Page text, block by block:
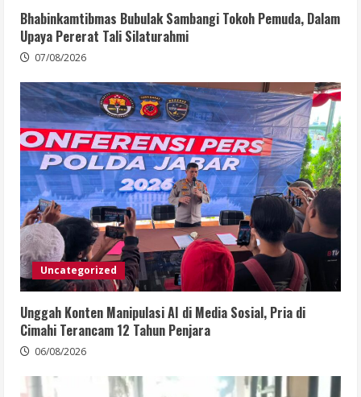
Bhabinkamtibmas Bubulak Sambangi Tokoh Pemuda, Dalam
Upaya Pererat Tali Silaturahmi
07/08/2026
Uncategorized
Unggah Konten Manipulasi AI di Media Sosial, Pria di
Cimahi Terancam 12 Tahun Penjara
06/08/2026